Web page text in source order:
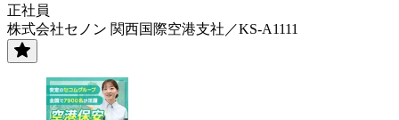
正社員
株式会社セノン 関西国際空港支社／KS-A1111